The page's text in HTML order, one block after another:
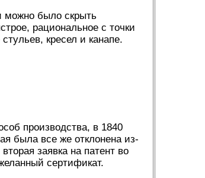
можно было скрыть
рациональное с точки
кресел и канапе.
производства, в 1840
была все же отклонена из-
заявка на патент во
сертификат.